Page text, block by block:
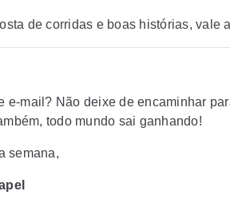
de corridas e boas histórias, vale
e-mail? Não deixe de encaminhar
todo mundo sai ganhando!
semana,